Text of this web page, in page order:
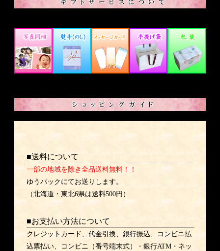
■送料について
一部の地域を除き全品送料無料！！
ゆうパックにてお送りします。
（北海道・東北6県は送料500円）
■お支払い方法について
クレジットカード、代金引換、銀行振込、コンビニ払
込票払い、コンビニ（番号端末式）・銀行ATM・ネッ